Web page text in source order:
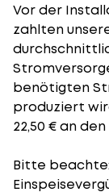
Vor der
zahlten
benötigten
produziert
22,50 € an
Bitte